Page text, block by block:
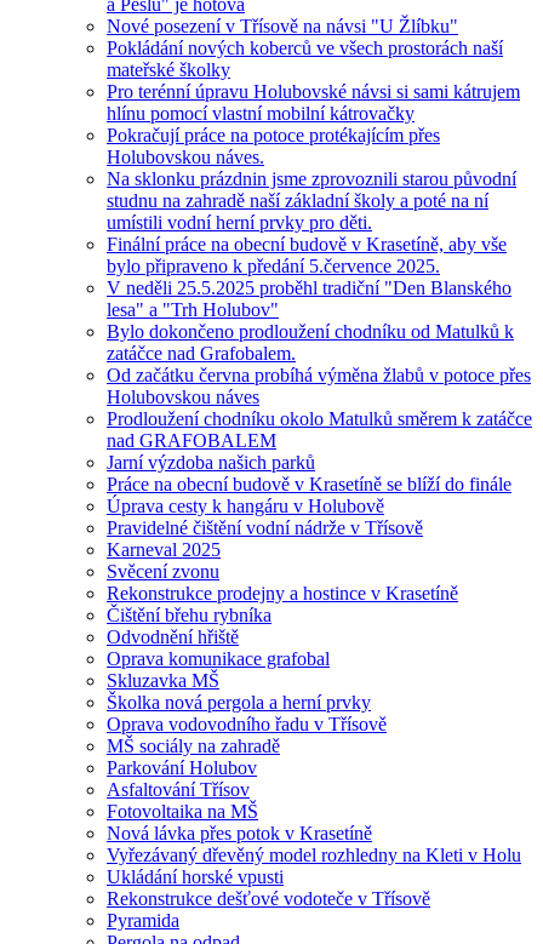
a Pešlů" je hotová
Nové posezení v Třísově na návsi "U Žlíbku"
Pokládání nových koberců ve všech prostorách naší
mateřské školky
Pro terénní úpravu Holubovské návsi si sami kátrujem
hlínu pomocí vlastní mobilní kátrovačky
Pokračují práce na potoce protékajícím přes
Holubovskou náves.
Na sklonku prázdnin jsme zprovoznili starou původní
studnu na zahradě naší základní školy a poté na ní
umístili vodní herní prvky pro děti.
Finální práce na obecní budově v Krasetíně, aby vše
bylo připraveno k předání 5.července 2025.
V neděli 25.5.2025 proběhl tradiční "Den Blanského
lesa" a "Trh Holubov"
Bylo dokončeno prodloužení chodníku od Matulků k
zatáčce nad Grafobalem.
Od začátku června probíhá výměna žlabů v potoce přes
Holubovskou náves
Prodloužení chodníku okolo Matulků směrem k zatáčce
nad GRAFOBALEM
Jarní výzdoba našich parků
Práce na obecní budově v Krasetíně se blíží do finále
Úprava cesty k hangáru v Holubově
Pravidelné čištění vodní nádrže v Třísově
Karneval 2025
Svěcení zvonu
Rekonstrukce prodejny a hostince v Krasetíně
Čištění břehu rybníka
Odvodnění hřiště
Oprava komunikace grafobal
Skluzavka MŠ
Školka nová pergola a herní prvky
Oprava vodovodního řadu v Třísově
MŠ sociály na zahradě
Parkování Holubov
Asfaltování Třísov
Fotovoltaika na MŠ
Nová lávka přes potok v Krasetíně
Vyřezávaný dřevěný model rozhledny na Kleti v Holu
Ukládání horské vpusti
Rekonstrukce dešťové vodoteče v Třísově
Pyramida